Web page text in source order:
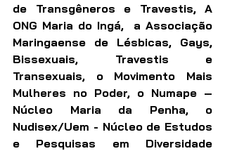
de Transgêneros e Travestis
ONG Maria do Ingá,
a Associação
Maringaense de Lésbicas, Gays,
Bissexuais, Travestis e
Transexuais, o Movimento Mais
Mulheres no Poder, o Numape –
Núcleo Maria da Penha,
Nudisex/Uem - Núcleo de Estudos
e Pesquisas em Diversidade